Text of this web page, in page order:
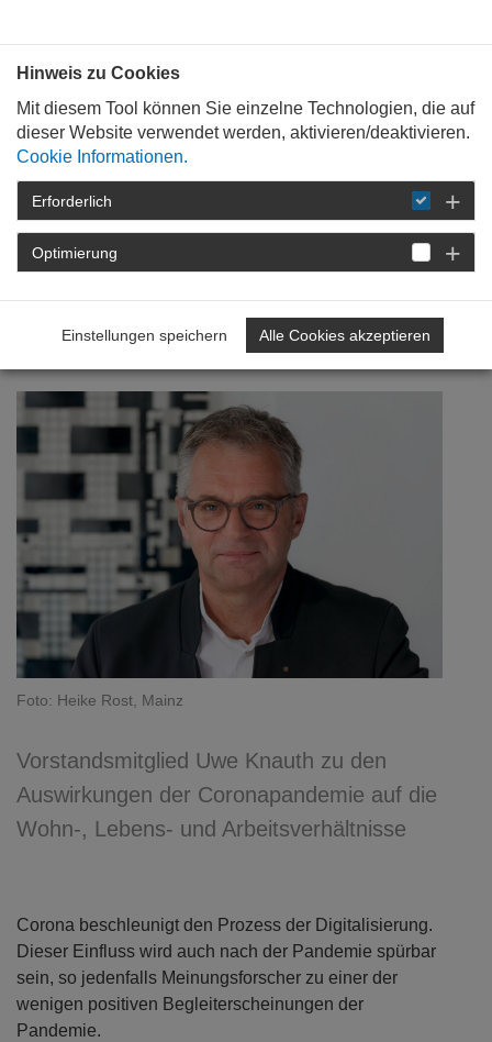
STARTSEITE
DETAIL
Visionen müssen her!
Foto: Heike Rost, Mainz
Vorstandsmitglied Uwe Knauth zu den
Auswirkungen der Coronapandemie auf die
Wohn-, Lebens- und Arbeitsverhältnisse
Corona beschleunigt den Prozess der Digitalisierung.
Dieser Einfluss wird auch nach der Pandemie spürbar
sein, so jedenfalls Meinungsforscher zu einer der
wenigen positiven Begleiterscheinungen der
Pandemie.
Hinweis zu Cookies
Mit diesem Tool können Sie einzelne Technologien, die auf
dieser Website verwendet werden, aktivieren/deaktivieren.
Cookie Informationen.
Erforderlich
Optimierung
Einstellungen speichern Alle Cookies akzeptieren